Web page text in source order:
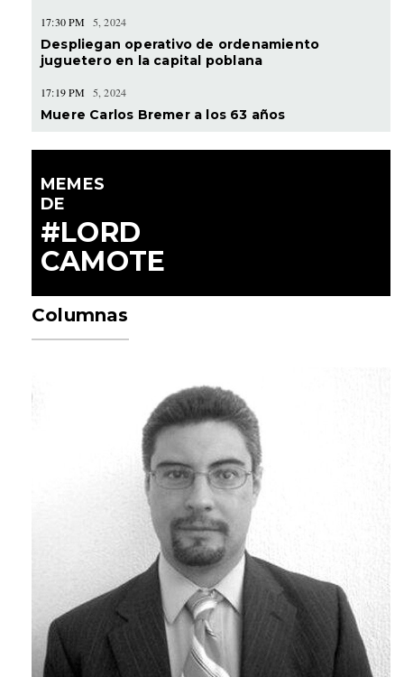
17:30 PM 5, 2024
Despliegan operativo de ordenamiento
juguetero en la capital poblana
17:19 PM 5, 2024
Muere Carlos Bremer a los 63 años
MEMES
DE
#LORD
CAMOTE
Columnas